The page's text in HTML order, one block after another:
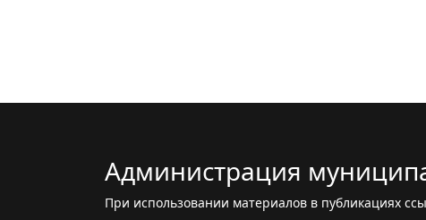
Администрация
При использовании материалов в публикациях